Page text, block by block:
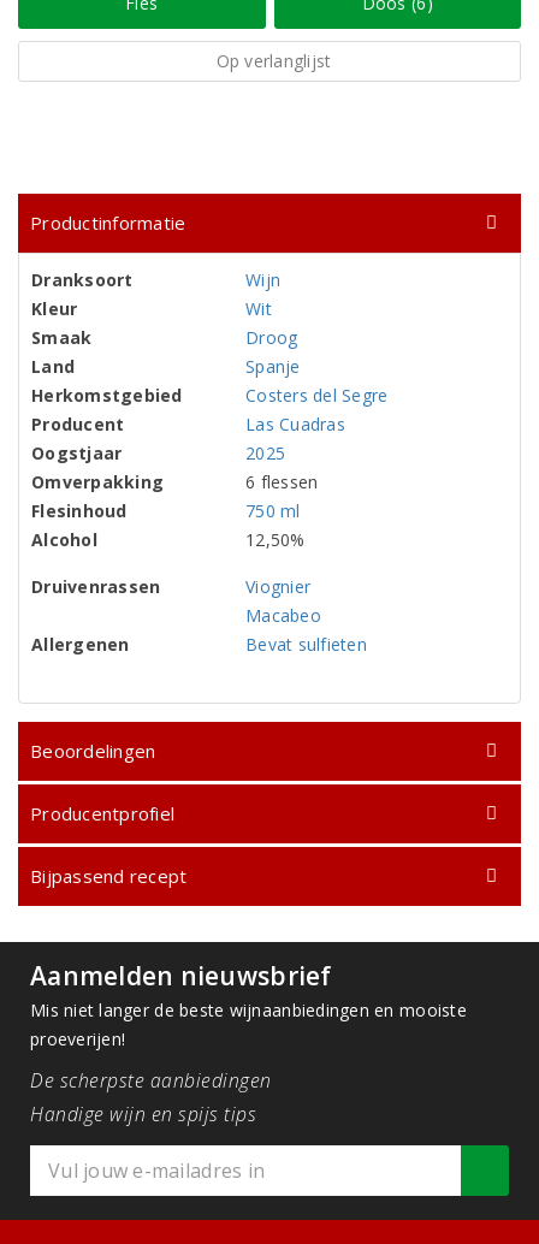
Op verlanglijst
Productinformatie
Dranksoort
Wijn
Kleur
Wit
Smaak
Droog
Land
Spanje
Herkomstgebied
Costers del Segre
Producent
Las Cuadras
Oogstjaar
2025
Omverpakking
6 flessen
Flesinhoud
750 ml
Alcohol
12,50%
Druivenrassen
Viognier
Macabeo
Allergenen
Bevat sulfieten
Beoordelingen
Producentprofiel
Bijpassend recept
Aanmelden nieuwsbrief
Mis niet langer de beste wijnaanbiedingen en mooiste
proeverijen!
De scherpste aanbiedingen
Handige wijn en spijs tips